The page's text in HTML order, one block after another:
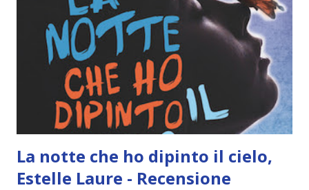
La notte che ho dipinto il cielo,
Estelle Laure - Recensione